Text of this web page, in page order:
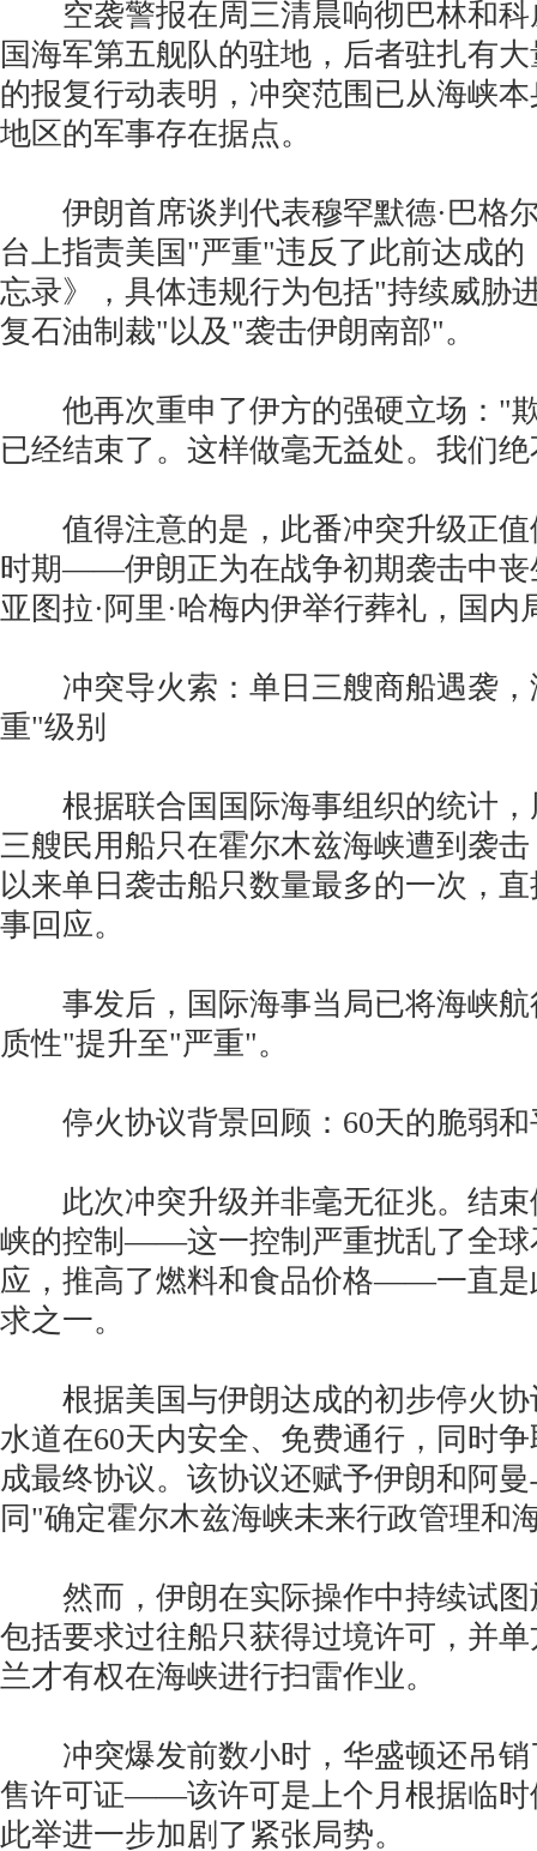
空袭警报在周三清晨响彻巴林和
国海军第五舰队的驻地，后者驻扎有
的报复行动表明，冲突范围已从海峡
地区的军事存在据点。
伊朗首席谈判代表穆罕默德·巴格尔
台上指责美国"严重"违反了此前达成的
忘录》，具体违规行为包括"持续威胁
复石油制裁"以及"袭击伊朗南部"。
他再次重申了伊方的强硬立场："
已经结束了。这样做毫无益处。我们
值得注意的是，此番冲突升级正值
时期——伊朗正为在战争初期袭击中丧
亚图拉·阿里·哈梅内伊举行葬礼，国内
冲突导火索：单日三艘商船遇袭，
重"级别
根据联合国国际海事组织的统计，
三艘民用船只在霍尔木兹海峡遭到袭
以来单日袭击船只数量最多的一次，
事回应。
事发后，国际海事当局已将海峡航
质性"提升至"严重"。
停火协议背景回顾：60天的脆弱和
此次冲突升级并非毫无征兆。结束
峡的控制——这一控制严重扰乱了全球
应，推高了燃料和食品价格——一直是
求之一。
根据美国与伊朗达成的初步停火协
水道在60天内安全、免费通行，同时
成最终协议。该协议还赋予伊朗和阿
同"确定霍尔木兹海峡未来行政管理和
然而，伊朗在实际操作中持续试图
包括要求过往船只获得过境许可，并
兰才有权在海峡进行扫雷作业。
冲突爆发前数小时，华盛顿还吊销
售许可证——该许可是上个月根据临时
此举进一步加剧了紧张局势。